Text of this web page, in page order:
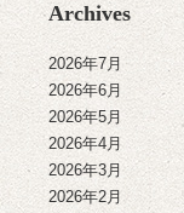
Archives
2026年7月
2026年6月
2026年5月
2026年4月
2026年3月
2026年2月